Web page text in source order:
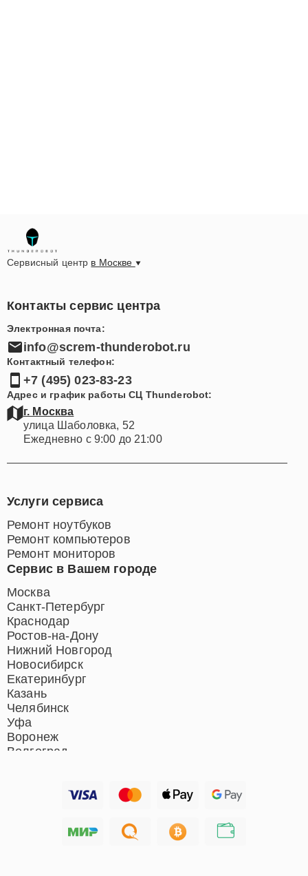
Сервисный центр в Москве
Контакты сервис центра
Электронная почта:
info@screm-thunderobot.ru
Контактный телефон:
+7 (495) 023-83-23
Адрес и график работы СЦ Thunderobot:
г. Москва
улица Шаболовка, 52
Ежедневно с 9:00 до 21:00
Сервис в Вашем городе
Москва
Санкт-Петербург
Краснодар
Ростов-на-Дону
Нижний Новгород
Новосибирск
Екатеринбург
Казань
Челябинск
Уфа
Воронеж
Волгоград
Хабаровск
Услуги сервиса
Ремонт ноутбуков
Ремонт компьютеров
Ремонт мониторов